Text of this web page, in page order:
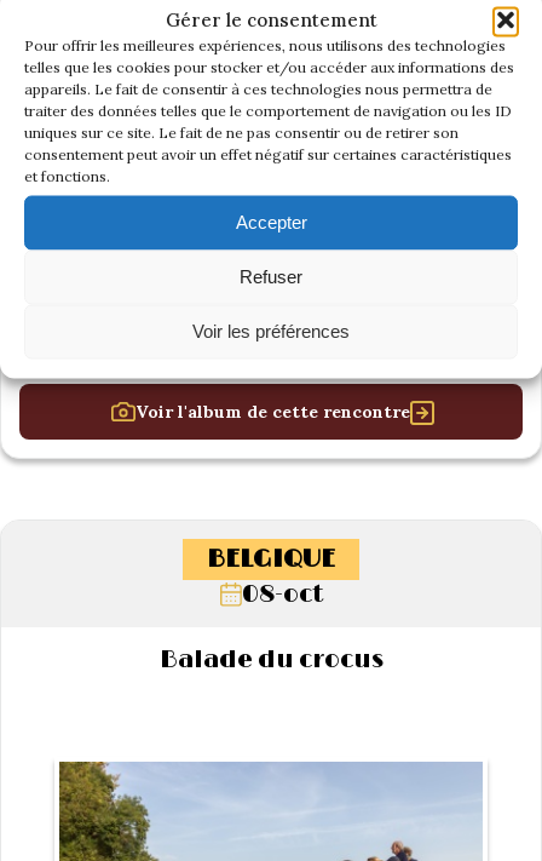
Gérer le consentement
Pour offrir les meilleures expériences, nous utilisons des technologies
telles que les cookies pour stocker et/ou accéder aux informations des
appareils. Le fait de consentir à ces technologies nous permettra de
traiter des données telles que le comportement de navigation ou les ID
uniques sur ce site. Le fait de ne pas consentir ou de retirer son
consentement peut avoir un effet négatif sur certaines caractéristiques
et fonctions.
Accepter
Refuser
Voir les préférences
Gossart
Voir l'album de cette rencontre
BELGIQUE
08-oct
Balade du crocus